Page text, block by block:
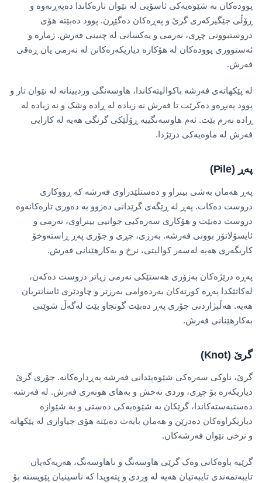
پوودەکان بە شێوەیەکی ئاسۆیی لە نێوان تارەکاندا دەپەڕنەوە و
ڕۆڵی جێگیرکەری گرێ و پەڕەکان دەگێڕن. پوود دەبێتە هۆی
دروستبوونی چڕی، نەرمی و یەکسانی لە چنینی فەرش. ژمارە و
ئەستووری پوودەکان لە هۆکارە دیاریکەرەکانن لە نەرمی یان ڕەقی
فەرش.
لە پێکهاتەی فەرشە باکوالیتەکاندا، هاوسەنگی وردبینانە لە نێوان تار و
پوود پەیڕەو دەکرێت تا فەرش نە زیادە لە ڕادە وشک و نە زیادە لە
ڕادە نەرم بێت. ئەم هاوسەنگییە ڕۆڵێکی گرنگی هەیە لە کارایی
فەرش لە ماوەیەکی درێژدا.
پەڕ (Pile)
پەڕ هەمان بەشی بینراو و دەستلێدراوی فەرشە کە ڕووکاری
دروست دەکات. پەڕ لە ڕێگەی گرێدانی دەزوو بە دەوری تارەکانەوە
دروست دەبێت و هۆکاری سەرەکیی جوانیی بینراوی، نەرمی و
ئایسۆلاتۆر بوونی فەرشە. بەرزی، چڕی و جۆری پەڕ ڕاستەوخۆ
کاریگەری هەیە لەسەر کوالیتی، نرخ و بەکارهێنانی فەرش.
پەڕە درێژەکان بەزۆری هەستێکی نەرمی زیاتر دروست دەکەن،
لەکاتێکدا پەڕە کورتەکان بەردەوامی بەرزتر و چاودێری ئاسانتریان
هەیە. هەڵبژاردنی جۆری پەڕ دەبێت گونجاو بێت لەگەڵ شوێنی
بەکارهێنانی فەرش.
گرێ (Knot)
گرێ، ناوکی سەرەکی شێوەپێدانی فەرشە پەڕدارەکانە. جۆری گرێ
دیاریکەرە بۆ چڕی، وردی نەخش و بەهای هونەری فەرش. لە فەرشە
دەستبەستەکاندا، گرێکان بە شێوەیەکی دەستی و بە شێوازە
دیاریکراوەکان دەدرێن و هەمان بابەت دەبێتە هۆی جیاوازی لە پێکهاتە
و نرخی نێوان فەرشەکان.
گرێیە باوەکانی وەک گرێی هاوسەنگ و ناهاوسەنگ، هەریەکەیان
تایبەتمەندی تایبەتیان هەیە لە وردی و پتەویدا کە ناسینیان پێویستە بۆ